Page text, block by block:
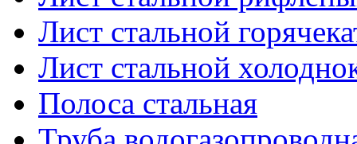
Лист стальной
Лист стальной
Полоса стальная